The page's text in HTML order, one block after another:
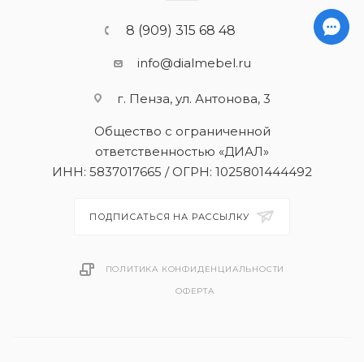
8 (909) 315 68 48
info@dialmebel.ru
г. Пенза, ул. Антонова, 3
Общество с ограниченной
ответственностью «ДИАЛ»
ИНН: 5837017665 / ОГРН: 1025801444492
ПОДПИСАТЬСЯ НА РАССЫЛКУ
ПОЛИТИКА КОНФИДЕНЦИАЛЬНОСТИ
ОФЕРТА